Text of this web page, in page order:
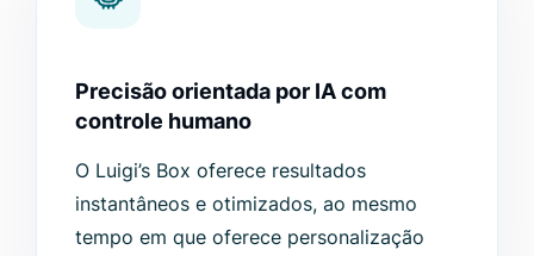
Precisão orientada por IA com
controle humano
O Luigi’s Box oferece resultados
instantâneos e otimizados, ao mesmo
tempo em que oferece personalização